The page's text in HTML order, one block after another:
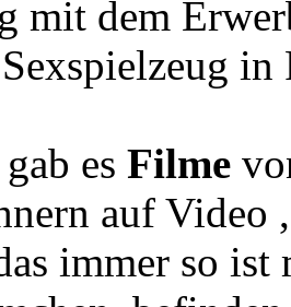
mit dem
in
es Filme
auf Video
immer so ist